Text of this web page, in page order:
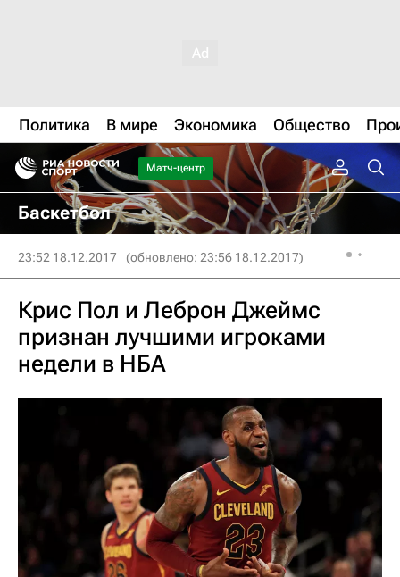
Политика В мире Экономика Общество
Матч-центр
Баскетбол
23:52 18.12.2017 (обновлено: 23:56 18.12.2017)
Крис Пол и Леброн Джеймс
признан лучшими игроками
недели в НБА